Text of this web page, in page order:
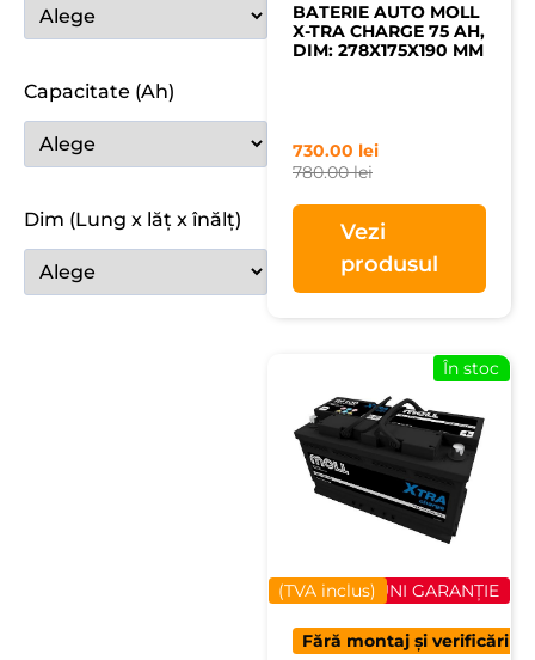
Capacitate (Ah)
Dim (Lung x lăț x înălț)
BATERIE AUTO MOLL
X-TRA CHARGE 75 AH,
DIM: 278X175X190 MM
780.00lei
730.00 lei
Vezi
produsul
40 LUNI GARANȚIE
(TVA inclus)
În stoc
Fără montaj și verificări